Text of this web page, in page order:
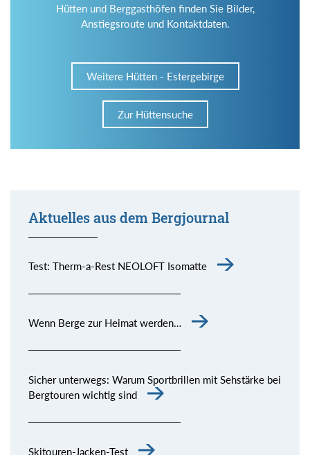
Hütten und Berggasthöfen finden Sie Bilder,
Anstiegsroute und Kontaktdaten.
Weitere Hütten - Estergebirge
Zur Hüttensuche
Aktuelles aus dem Bergjournal
Test: Therm-a-Rest NEOLOFT Isomatte
Wenn Berge zur Heimat werden…
Sicher unterwegs: Warum Sportbrillen mit Sehstärke bei
Bergtouren wichtig sind
Skitouren-Jacken-Test